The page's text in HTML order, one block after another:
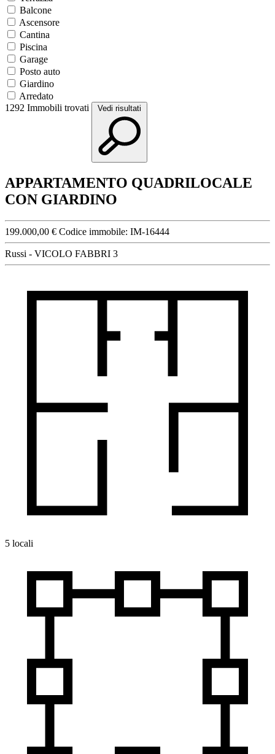
Balcone
Ascensore
Cantina
Piscina
Garage
Posto auto
Giardino
Arredato
1292 Immobili trovati Vedi risultati
APPARTAMENTO QUADRILOCALE
CON GIARDINO
199.000,00 € Codice immobile: IM-16444
Russi - VICOLO FABBRI 3
5 locali